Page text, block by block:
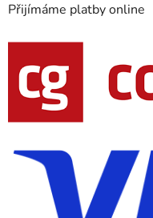
Přijímáme platby online